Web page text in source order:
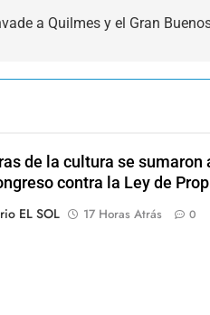
a Quilmes y el Gran
de la cultura se sumaron
contra la Ley de
EL SOL
17 Horas Atrás 0